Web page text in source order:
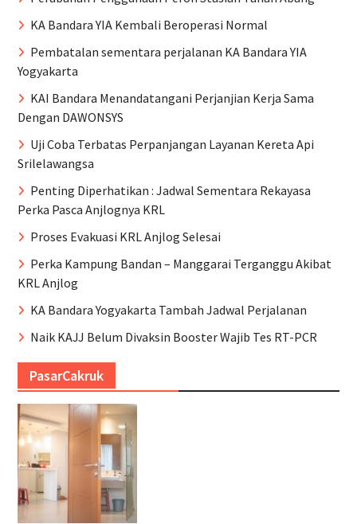
KA Bandara YIA Kembali Beroperasi Normal
Pembatalan sementara perjalanan KA Bandara YIA
Yogyakarta
KAI Bandara Menandatangani Perjanjian Kerja Sama
Dengan DAWONSYS
Uji Coba Terbatas Perpanjangan Layanan Kereta Api
Srilelawangsa
Penting Diperhatikan : Jadwal Sementara Rekayasa
Perka Pasca Anjlognya KRL
Proses Evakuasi KRL Anjlog Selesai
Perka Kampung Bandan – Manggarai Terganggu Akibat
KRL Anjlog
KA Bandara Yogyakarta Tambah Jadwal Perjalanan
Naik KAJJ Belum Divaksin Booster Wajib Tes RT-PCR
PasarCakruk